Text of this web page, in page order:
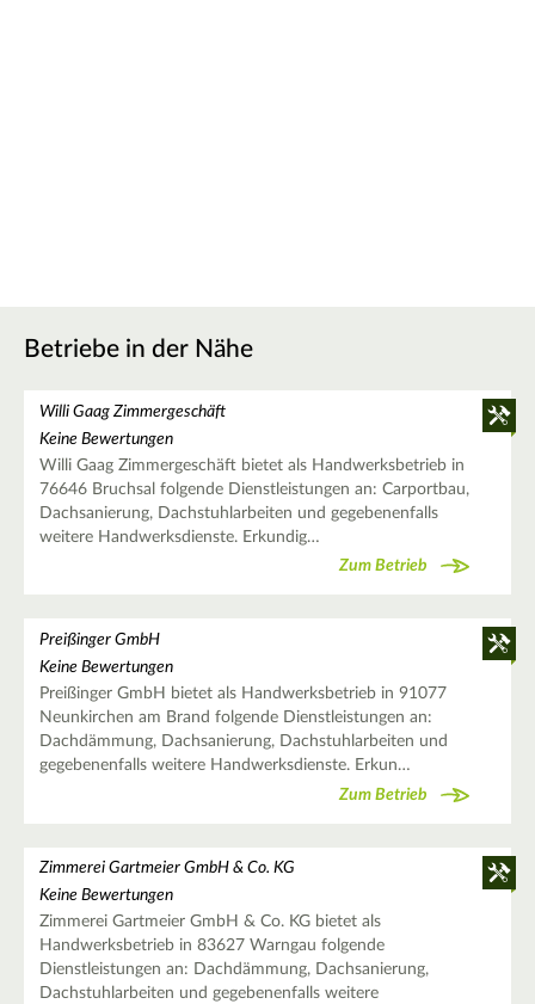
Betriebe in der Nähe
Willi Gaag Zimmergeschäft
Keine Bewertungen
Willi Gaag Zimmergeschäft bietet als Handwerksbetrieb in
76646 Bruchsal folgende Dienstleistungen an: Carportbau,
Dachsanierung, Dachstuhlarbeiten und gegebenenfalls
weitere Handwerksdienste. Erkundig…
Zum Betrieb
Preißinger GmbH
Keine Bewertungen
Preißinger GmbH bietet als Handwerksbetrieb in 91077
Neunkirchen am Brand folgende Dienstleistungen an:
Dachdämmung, Dachsanierung, Dachstuhlarbeiten und
gegebenenfalls weitere Handwerksdienste. Erkun…
Zum Betrieb
Zimmerei Gartmeier GmbH & Co. KG
Keine Bewertungen
Zimmerei Gartmeier GmbH & Co. KG bietet als
Handwerksbetrieb in 83627 Warngau folgende
Dienstleistungen an: Dachdämmung, Dachsanierung,
Dachstuhlarbeiten und gegebenenfalls weitere